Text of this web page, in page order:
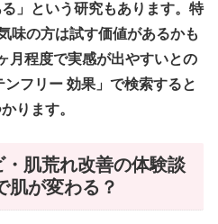
」という研究もあります。特
味の方は試す価値があるかも
月程度で実感が出やすいとの
フリー 効果」で検索すると
ります。
肌荒れ改善の体験談
肌が変わる？